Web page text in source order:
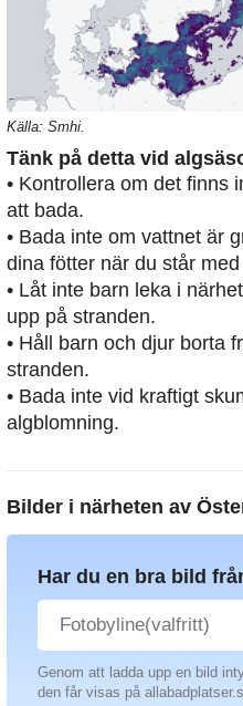
Källa: Smhi.
Tänk på detta vid
• Kontrollera om det finns
att bada.
• Bada inte om vattnet är
dina fötter när du står
• Låt inte barn leka i
upp på stranden.
• Håll barn och djur borta
stranden.
• Bada inte vid kraftigt
algblomning.
Bilder i närheten av
Har du en bra bild
Genom att ladda upp en bild
den får visas på